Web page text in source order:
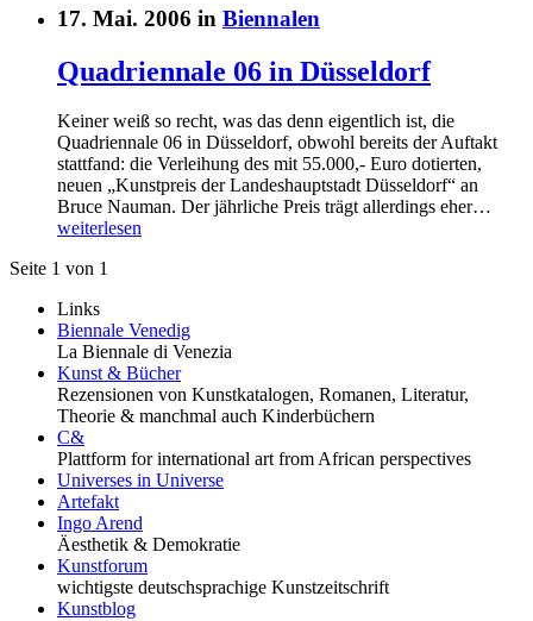
17. Mai. 2006 in Biennalen
Quadriennale 06 in Düsseldorf
Keiner weiß so recht, was das denn eigentlich ist, die
Quadriennale 06 in Düsseldorf, obwohl bereits der Auftakt
stattfand: die Verleihung des mit 55.000,- Euro dotierten,
neuen „Kunstpreis der Landeshauptstadt Düsseldorf“ an
Bruce Nauman. Der jährliche Preis trägt allerdings eher…
weiterlesen
Seite 1 von 1
Links
Biennale Venedig
La Biennale di Venezia
Kunst & Bücher
Rezensionen von Kunstkatalogen, Romanen, Literatur,
Theorie & manchmal auch Kinderbüchern
C&
Plattform for international art from African perspectives
Universes in Universe
Artefakt
Ingo Arend
Äesthetik & Demokratie
Kunstforum
wichtigste deutschsprachige Kunstzeitschrift
Kunstblog